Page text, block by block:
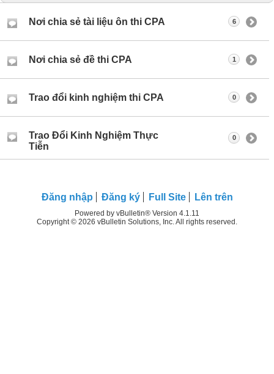
Nơi chia sẻ tài liệu ôn thi CPA 6
Nơi chia sẻ đề thi CPA 1
Trao đổi kinh nghiệm thi CPA 0
Trao Đổi Kinh Nghiệm Thực
Tiễn
0
Ðăng nhập Đăng ký Full Site Lên trên
Powered by vBulletin® Version 4.1.11
Copyright © 2026 vBulletin Solutions, Inc. All rights reserved.